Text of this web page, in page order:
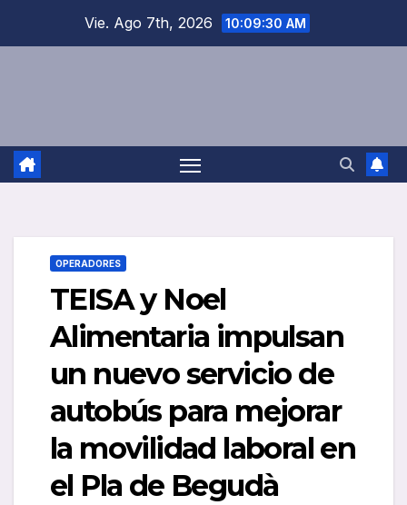
Vie. Ago 7th, 2026 10:09:30 AM
OPERADORES
TEISA y Noel
Alimentaria impulsan
un nuevo servicio de
autobús para mejorar
la movilidad laboral en
el Pla de Begudà